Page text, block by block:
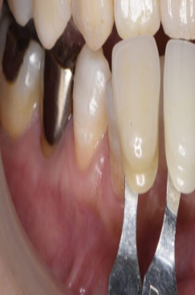
治療例 Case
むし歯治療
根管治療
歯周外科治療
予防歯科・メインテナンス